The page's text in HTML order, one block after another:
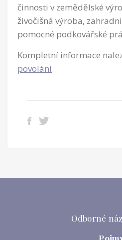
činnosti v zemědělské
živočišná výroba,
pomocné podkovářské
Kompletní informace
povolání.
Odborné